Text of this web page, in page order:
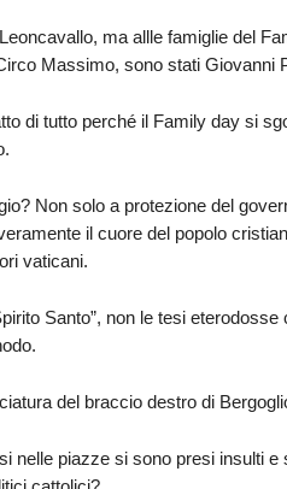
ma allle famiglie del
Massimo, sono stati Giovanni
di tutto perché il Family day si
Non solo a protezione del
il cuore del popolo
vaticani.
Santo”, non le tesi
del braccio destro di
nelle piazze si sono presi insulti e